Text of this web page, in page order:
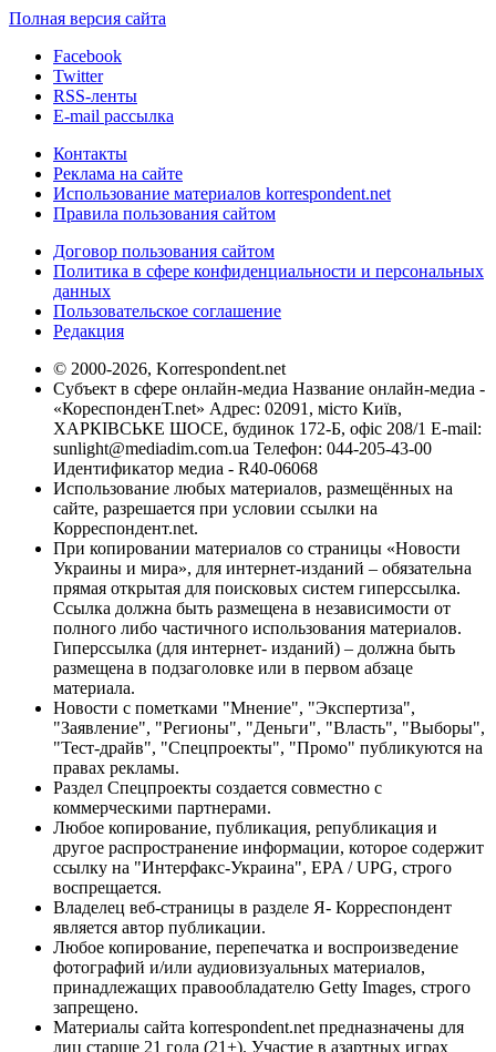
Полная версия сайта
Facebook
Twitter
RSS-ленты
E-mail рассылка
Контакты
Реклама на сайте
Использование материалов korrespondent.net
Правила пользования сайтом
Договор пользования сайтом
Политика в сфере конфиденциальности и персональных
данных
Пользовательское соглашение
Редакция
© 2000-2026, Korrespondent.net
Субъект в сфере онлайн-медиа Название онлайн-медиа -
«КореспонденТ.net» Адрес: 02091, місто Київ,
ХАРКІВСЬКЕ ШОСЕ, будинок 172-Б, офіс 208/1 E-mail:
sunlight@mediadim.com.ua Телефон: 044-205-43-00
Идентификатор медиа - R40-06068
Использование любых материалов, размещённых на
сайте, разрешается при условии ссылки на
Корреспондент.net.
При копировании материалов со страницы «Новости
Украины и мира», для интернет-изданий – обязательна
прямая открытая для поисковых систем гиперссылка.
Ссылка должна быть размещена в независимости от
полного либо частичного использования материалов.
Гиперссылка (для интернет- изданий) – должна быть
размещена в подзаголовке или в первом абзаце
материала.
Новости с пометками "Мнение", "Экспертиза",
"Заявление", "Регионы", "Деньги", "Власть", "Выборы",
"Тест-драйв", "Спецпроекты", "Промо" публикуются на
правах рекламы.
Раздел Спецпроекты создается совместно с
коммерческими партнерами.
Любое копирование, публикация, републикация и
другое распространение информации, которое содержит
ссылку на "Интерфакс-Украина", EPA / UPG, строго
воспрещается.
Владелец веб-страницы в разделе Я- Корреспондент
является автор публикации.
Любое копирование, перепечатка и воспроизведение
фотографий и/или аудиовизуальных материалов,
принадлежащих правообладателю Getty Images, строго
запрещено.
Материалы сайта korrespondent.net предназначены для
лиц старше 21 года (21+). Участие в азартных играх